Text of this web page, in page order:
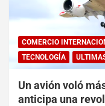
COMERCIO
TECNOLOGÍA
Un avión voló
anticipa una